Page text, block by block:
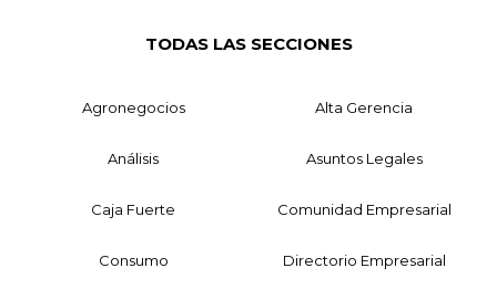
TODAS LAS SECCIONES
Agronegocios Alta Gerencia
Análisis Asuntos Legales
Caja Fuerte Comunidad Empresarial
Consumo Directorio Empresarial